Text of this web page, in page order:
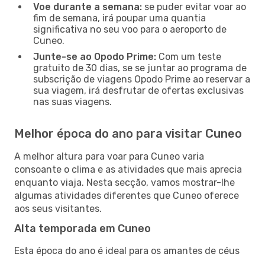
Voe durante a semana: se puder evitar voar ao
fim de semana, irá poupar uma quantia
significativa no seu voo para o aeroporto de
Cuneo.
Junte-se ao Opodo Prime: Com um teste
gratuito de 30 dias, se se juntar ao programa de
subscrição de viagens Opodo Prime ao reservar a
sua viagem, irá desfrutar de ofertas exclusivas
nas suas viagens.
Melhor época do ano para visitar Cuneo
A melhor altura para voar para Cuneo varia
consoante o clima e as atividades que mais aprecia
enquanto viaja. Nesta secção, vamos mostrar-lhe
algumas atividades diferentes que Cuneo oferece
aos seus visitantes.
Alta temporada em Cuneo
Esta época do ano é ideal para os amantes de céus